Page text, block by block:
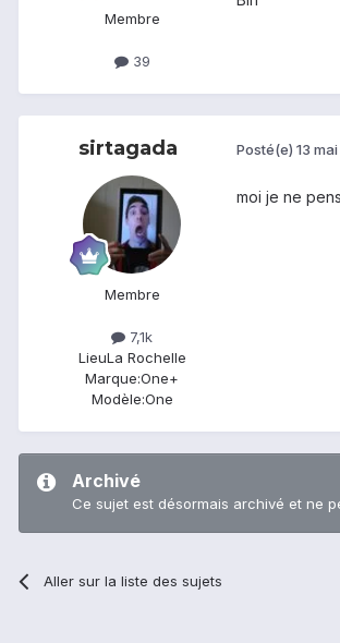
Membre
39
sirtagada
Membre
7,1k
LieuLa Rochelle
Marque:One+
Modèle:One
Posté(e) 13
moi je ne
Archivé
Ce sujet est désormais archivé et ne
Aller sur la liste des sujets